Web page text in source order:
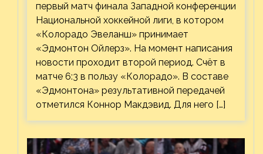
первый матч финала Западной конференции
Национальной хоккейной лиги, в котором
«Колорадо Эвеланш» принимает
«Эдмонтон Ойлерз». На момент написания
новости проходит второй период. Счёт в
матче 6:3 в пользу «Колорадо». В составе
«Эдмонтона» результативной передачей
отметился Коннор Макдэвид. Для него […]